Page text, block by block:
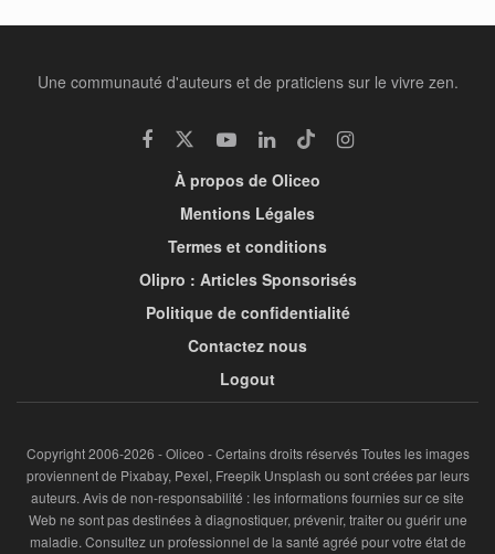
Une communauté d'auteurs et de praticiens sur le vivre zen.
À propos de Oliceo
Mentions Légales
Termes et conditions
Olipro : Articles Sponsorisés
Politique de confidentialité
Contactez nous
Logout
Copyright 2006-2026 - Oliceo - Certains droits réservés Toutes les images
proviennent de Pixabay, Pexel, Freepik Unsplash ou sont créées par leurs
auteurs. Avis de non-responsabilité : les informations fournies sur ce site
Web ne sont pas destinées à diagnostiquer, prévenir, traiter ou guérir une
maladie. Consultez un professionnel de la santé agréé pour votre état de